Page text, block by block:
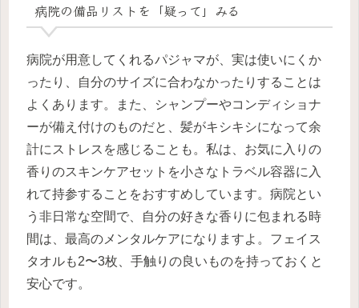
病院の備品リストを「疑って」みる
病院が用意してくれるパジャマが、実は使いにくか
ったり、自分のサイズに合わなかったりすることは
よくあります。また、シャンプーやコンディショナ
ーが備え付けのものだと、髪がキシキシになって余
計にストレスを感じることも。私は、お気に入りの
香りのスキンケアセットを小さなトラベル容器に入
れて持参することをおすすめしています。病院とい
う非日常な空間で、自分の好きな香りに包まれる時
間は、最高のメンタルケアになりますよ。フェイス
タオルも2〜3枚、手触りの良いものを持っておくと
安心です。